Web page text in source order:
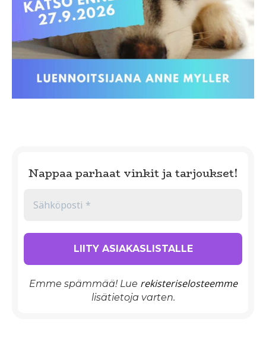
Nappaa parhaat vinkit ja tarjoukset!
Emme spämmää! Lue rekisteriselosteemme
lisätietoja varten.